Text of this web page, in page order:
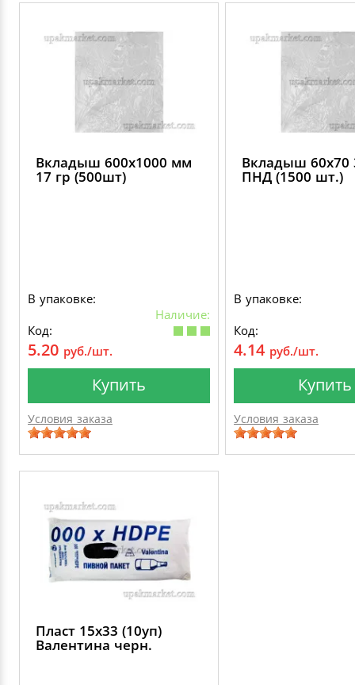
Вкладыш 600х1000 мм
17 гр (500шт)
В упаковке:
Наличие:
Код:
5.20 руб./шт.
Купить
Условия заказа
Вкладыш 60х70
ПНД (1500 шт.)
В упаковке:
Код:
4.14 руб./шт.
Купить
Условия заказа
Пласт 15х33 (10уп)
Валентина черн.